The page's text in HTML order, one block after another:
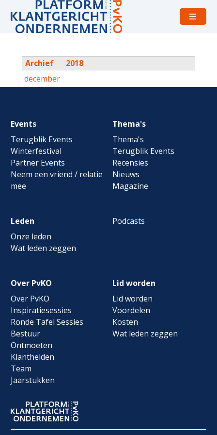
Open
Archief
2018
december
Footer
navigation
Events
Terugblik Events
Winterfestival
Partner Events
Neem een vriend / relatie
mee
Thema's
Thema's
Terugblik Events
Recensies
Nieuws
Magazine
Leden
Onze leden
Wat leden zeggen
Podcasts
Over PvKO
Over PvKO
Inspiratiesessies
Ronde Tafel Sessies
Bestuur
Ontmoeten
Klanthelden
Team
Jaarstukken
Lid worden
Lid worden
Voordelen
Kosten
Wat leden zeggen